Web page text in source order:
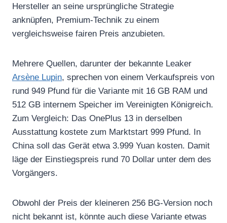
Hersteller an seine ursprüngliche Strategie
anknüpfen, Premium-Technik zu einem
vergleichsweise fairen Preis anzubieten.
Mehrere Quellen, darunter der bekannte Leaker
Arsène Lupin, sprechen von einem Verkaufspreis von
rund 949 Pfund für die Variante mit 16 GB RAM und
512 GB internem Speicher im Vereinigten Königreich.
Zum Vergleich: Das OnePlus 13 in derselben
Ausstattung kostete zum Marktstart 999 Pfund. In
China soll das Gerät etwa 3.999 Yuan kosten. Damit
läge der Einstiegspreis rund 70 Dollar unter dem des
Vorgängers.
Obwohl der Preis der kleineren 256 BG-Version noch
nicht bekannt ist, könnte auch diese Variante etwas